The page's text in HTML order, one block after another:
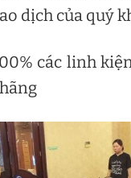
dịch của quý
các linh